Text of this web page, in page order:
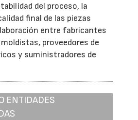
del proceso, la
final de las piezas
entre fabricantes
proveedores de
y suministradores de
ENTIDADES